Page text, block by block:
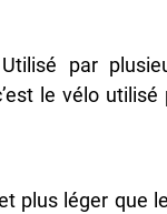
Utilisé par
le vélo utilisé
plus léger que